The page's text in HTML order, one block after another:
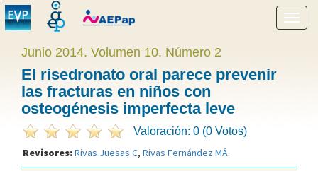
menú
Junio 2014. Volumen 10. Número 2
El risedronato oral parece prevenir
las fracturas en niños con
osteogénesis imperfecta leve
Valoración: 0 (0 Votos)
Revisores:Rivas Juesas C, Rivas Fernández MÁ.